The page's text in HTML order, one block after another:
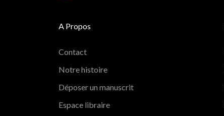
A Propos
Contact
Notre histoire
Déposer un manuscrit
Espace libraire